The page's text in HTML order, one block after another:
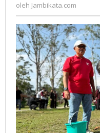
oleh Jambikata.com